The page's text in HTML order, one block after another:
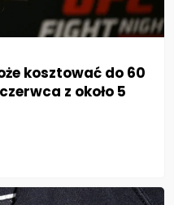
kosztować do 60
z około 5